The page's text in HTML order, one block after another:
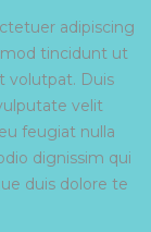
adipiscing
tincidunt ut
volutpat. Duis
velit
feugiat nulla
dignissim qui
duis dolore te